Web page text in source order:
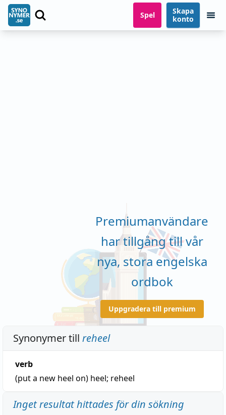
Spel
Skapa
konto
Premiumanvändare
har tillgång till vår
nya, stora engelska
ordbok
Uppgradera till premium
Synonymer till reheel
verb
(put a new heel on) heel; reheel
Inget resultat hittades för din sökning